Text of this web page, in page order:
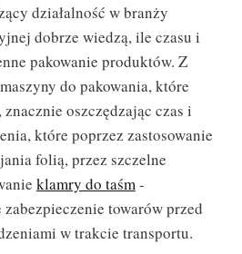
działalność w branży
dobrze wiedzą, ile czasu i
pakowanie produktów. Z
do pakowania, które
oszczędzając czas i
które poprzez zastosowanie
folią, przez szczelne
klamry do taśm-
towarów przed
w trakcie transportu.